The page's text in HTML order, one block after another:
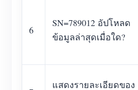
6
SN=789012 อัปโหลด
ข้อมูลล่าสุดเมื่อใด?
แสดงรายละเอียดของ